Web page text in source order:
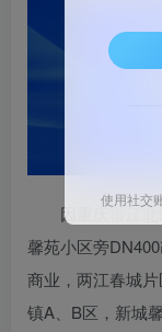
因重庆市江
馨苑小区旁
商业，两江春城
镇A、B区，新城
使用社交